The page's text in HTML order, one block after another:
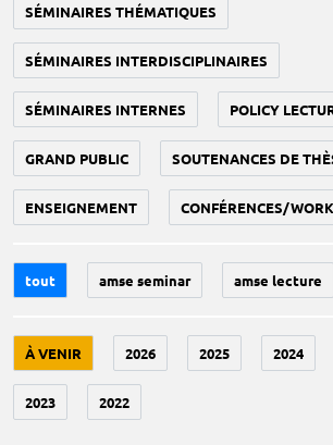
SÉMINAIRES THÉMATIQUES
SÉMINAIRES INTERDISCIPLINAIRES
SÉMINAIRES INTERNES POLICY
GRAND PUBLIC SOUTENANCES DE
ENSEIGNEMENT CONFÉRENCES/
tout amse seminar amse lecture
À VENIR 2026 2025 2024
2023 2022